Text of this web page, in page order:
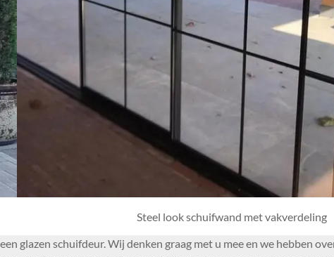
Steel look schuifwand met vakverdeling
glazen schuifdeur. Wij denken graag met u mee en we hebben